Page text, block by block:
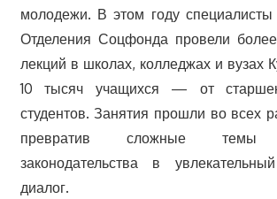
молодежи. В этом году специалисты
Отделения Соцфонда провели
лекций в школах, колледжах и вузах
10 тысяч учащихся — от
студентов. Занятия прошли во всех
превратив сложные темы
законодательства в
диалог.